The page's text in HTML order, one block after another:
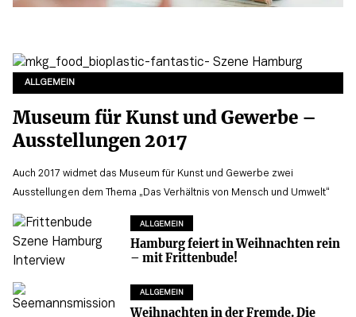
ALLGEMEIN
Museum für Kunst und Gewerbe –
Ausstellungen 2017
Auch 2017 widmet das Museum für Kunst und Gewerbe zwei
Ausstellungen dem Thema „Das Verhältnis von Mensch und Umwelt“
ALLGEMEIN
Hamburg feiert in Weihnachten rein
– mit Frittenbude!
ALLGEMEIN
Weihnachten in der Fremde. Die